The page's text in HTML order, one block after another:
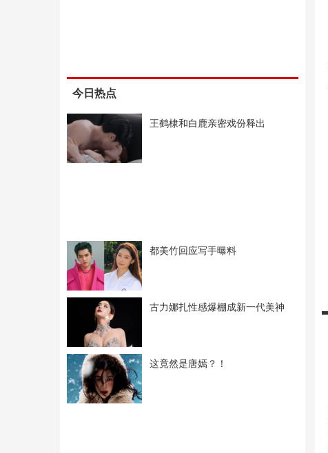
今日热点
王鹤棣和白鹿亲密戏份释出
都美竹回应写手曝料
古力娜扎性感爆棚成新一代美神
这竟然是唐嫣？！